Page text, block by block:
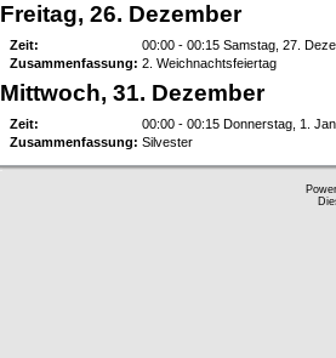
Freitag, 26. Dezember
Zeit:
00:00 - 00:15 Samstag, 27.
Zusammenfassung: 2. Weichnachtsfeiertag
Mittwoch, 31. Dezember
Zeit:
00:00 - 00:15 Donnerstag, 1.
Zusammenfassung: Silvester